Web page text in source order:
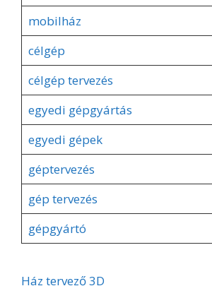
mobilház
célgép
célgép tervezés
egyedi gépgyártás
egyedi gépek
géptervezés
gép tervezés
gépgyártó
Ház tervező 3D